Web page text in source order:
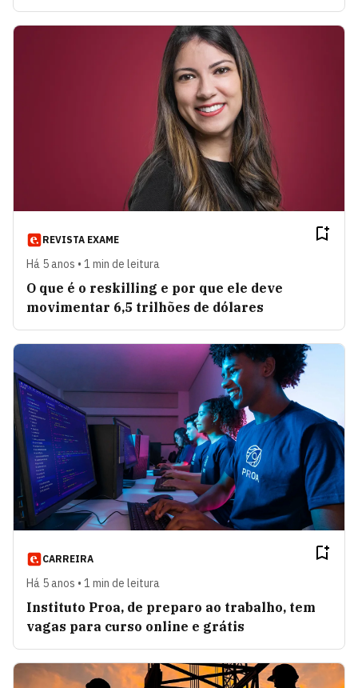
REVISTA EXAME
Há 5 anos • 1 min de leitura
O que é o reskilling e por que ele deve
movimentar 6,5 trilhões de dólares
CARREIRA
Há 5 anos • 1 min de leitura
Instituto Proa, de preparo ao trabalho, tem
vagas para curso online e grátis